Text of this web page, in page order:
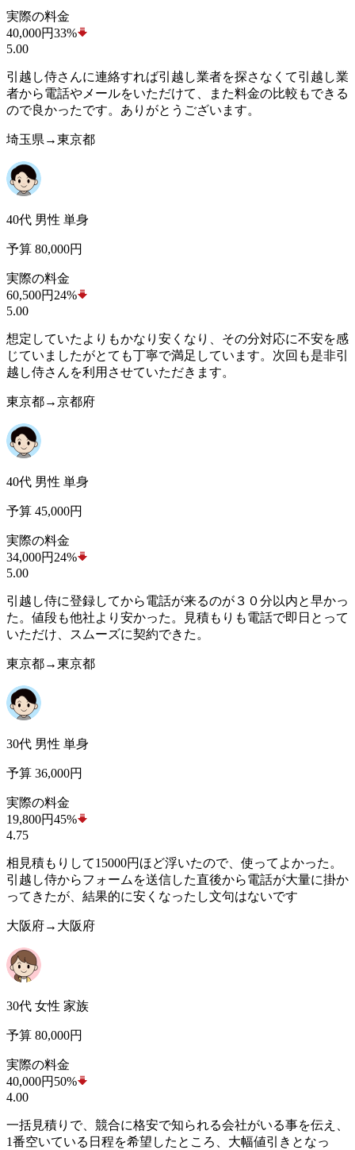
実際の料金
40,000円33%
5.00
引越し侍さんに連絡すれば引越し業者を探さなくて引越し業
者から電話やメールをいただけて、また料金の比較もできる
ので良かったです。ありがとうございます。
埼玉県→東京都
40代 男性 単身
予算 80,000円
実際の料金
60,500円 24%
5.00
想定していたよりもかなり安くなり、その分対応に不安を感
じていましたがとても丁寧で満足しています。次回も是非引
越し侍さんを利用させていただきます。
東京都→京都府
40代 男性 単身
予算 45,000円
実際の料金
34,000円 24%
5.00
引越し侍に登録してから電話が来るのが３０分以内と早かっ
た。値段も他社より安かった。見積もりも電話で即日とって
いただけ、スムーズに契約できた。
東京都→東京都
30代 男性 単身
予算 36,000円
実際の料金
19,800円45%
4.75
相見積もりして15000円ほど浮いたので、使ってよかった。
引越し侍からフォームを送信した直後から電話が大量に掛か
ってきたが、結果的に安くなったし文句はないです
大阪府→大阪府
30代 女性 家族
予算 80,000円
実際の料金
40,000円 50%
4.00
一括見積りで、競合に格安で知られる会社がいる事を伝え、
1番空いている日程を希望したところ、大幅値引きとなっ